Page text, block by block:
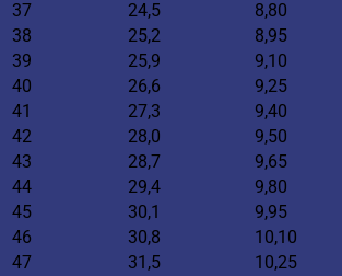
37
24,5
8,80
38
25,2
8,95
39
25,9
9,10
40
26,6
9,25
41
27,3
9,40
42
28,0
9,50
43
28,7
9,65
44
29,4
9,80
45
30,1
9,95
46
30,8
10,10
47
31,5
10,25